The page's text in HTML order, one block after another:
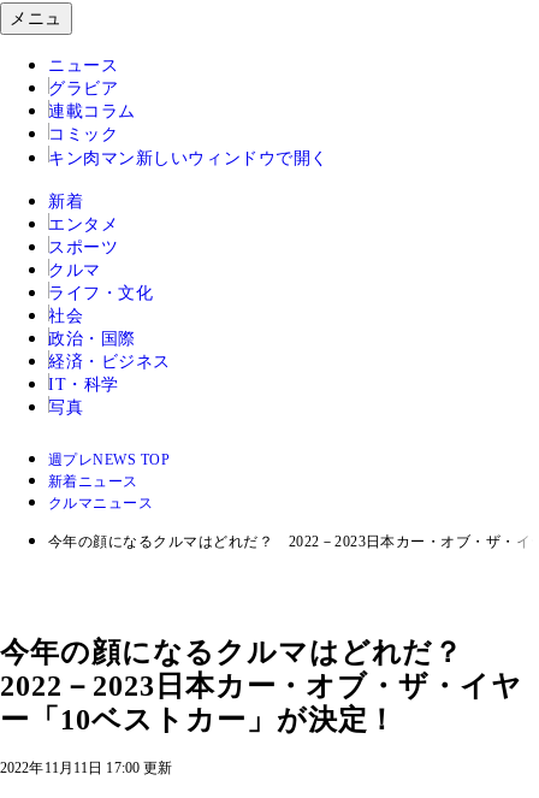
メニュ
ニュース
グラビア
連載コラム
コミック
キン肉マン 新しいウィンドウで開く
新着
エンタメ
スポーツ
クルマ
ライフ・文化
社会
政治・国際
経済・ビジネス
IT・科学
写真
週プレNEWS TOP
新着ニュース
クルマニュース
今年の顔になるクルマはどれだ？ 2022－2023日本カー・オブ・ザ・イ
今年の顔になるクルマはどれだ？
2022－2023日本カー・オブ・ザ・イヤ
ー「10ベストカー」が決定！
2022年11月11日 17:00 更新